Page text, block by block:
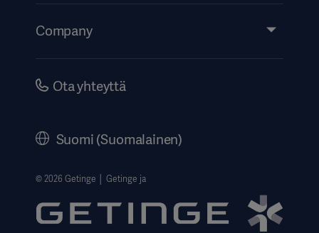
Events
Company
Careers
Website Privacy Policy
Website use disclaimer
Data Subject Request Form
Ota yhteyttä
Suomi (Suomalainen)
© 2026 Getinge │ Getinge ja